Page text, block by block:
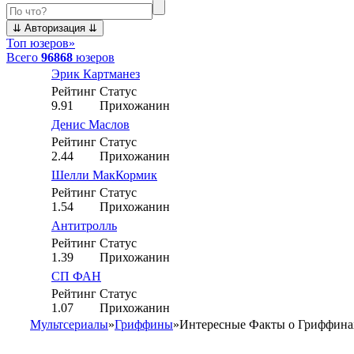
Топ юзеров»
Всего 96868 юзеров
Эрик Картманез
Рейтинг
9.91
Статус
Прихожанин
Денис Маслов
Рейтинг
2.44
Статус
Прихожанин
Шелли МакКормик
Рейтинг
1.54
Статус
Прихожанин
Антитролль
Рейтинг
1.39
Статус
Прихожанин
СП ФАН
Рейтинг
1.07
Статус
Прихожанин
Мультсериалы»Гриффины»Интересные Факты о